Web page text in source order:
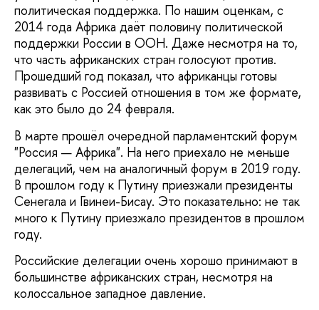
политическая поддержка. По нашим оценкам, с
2014 года Африка даёт половину политической
поддержки России в ООН. Даже несмотря на то,
что часть африканских стран голосуют против.
Прошедший год показал, что африканцы готовы
развивать с Россией отношения в том же формате,
как это было до 24 февраля.
В марте прошёл очередной парламентский форум
"Россия — Африка". На него приехало не меньше
делегаций, чем на аналогичный форум в 2019 году.
В прошлом году к Путину приезжали президенты
Сенегала и Гвинеи-Бисау. Это показательно: не так
много к Путину приезжало президентов в прошлом
году.
Российские делегации очень хорошо принимают в
большинстве африканских стран, несмотря на
колоссальное западное давление.